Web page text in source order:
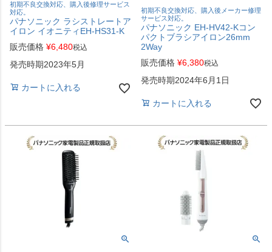
初期不良交換対応、購入後修理サービス
対応。
パナソニック ラシストレートア
イロン イオニティEH-HS31-K
販売価格 ¥6,480税込
発売時期2023年5月
カートに入れる
初期不良交換対応、購入後メーカー修理
サービス対応。
パナソニック EH-HV42-Kコン
パクトブラシアイロン26mm
2Way
販売価格 ¥6,380税込
発売時期2024年6月1日
カートに入れる